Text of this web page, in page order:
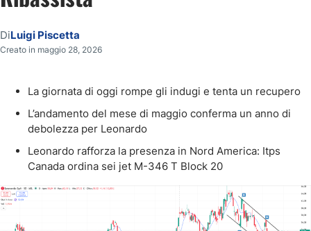
DiLuigi Piscetta
Creato in maggio 28, 2026
La giornata di oggi rompe gli indugi e tenta un recupero
L’andamento del mese di maggio conferma un anno di
debolezza per Leonardo
Leonardo rafforza la presenza in Nord America: Itps
Canada ordina sei jet M-346 T Block 20